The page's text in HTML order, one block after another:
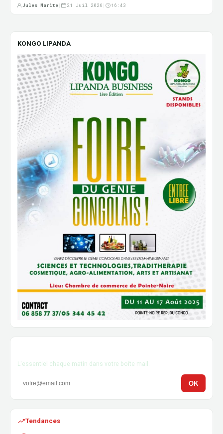
Jules Marite 21 Juil 2026 16:43
KONGO LIPANDA
L'essentiel chaque matin dans votre boîte mail.
OK
Tendances